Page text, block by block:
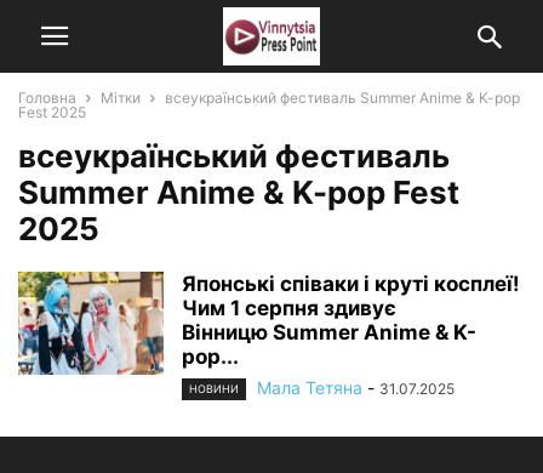
Головна Мітки
всеукраїнський фестиваль Summer Anime & K-pop
Fest 2025
всеукраїнський фестиваль
Summer Anime & K-pop Fest
2025
Японські співаки і круті косплеї!
Чим 1 серпня здивує
Вінницю Summer Anime & K-
pop...
НОВИНИ Мала Тетяна - 31.07.2025